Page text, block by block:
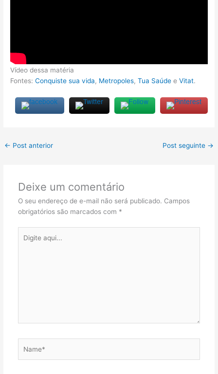
Vídeo dessa matéria
Fontes:Conquiste sua vida, Metropoles,Tua Saúde eVitat.
← Post anterior Post seguinte →
Deixe um comentário
O seu endereço de e-mail não será publicado. Campos
obrigatórios são marcados com *
aqui...